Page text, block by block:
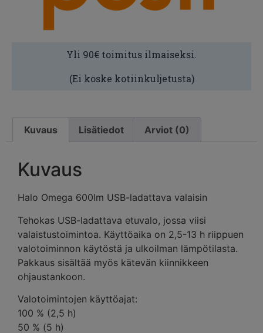
Yli 90€ toimitus ilmaiseksi.
(Ei koske kotiinkuljetusta)
Kuvaus Lisätiedot Arviot (0)
Kuvaus
Halo Omega 600lm USB-ladattava valaisin
Tehokas USB-ladattava etuvalo, jossa viisi
valaistustoimintoa. Käyttöaika on 2,5-13 h riippuen
valotoiminnon käytöstä ja ulkoilman lämpötilasta.
Pakkaus sisältää myös kätevän kiinnikkeen
ohjaustankoon.
Valotoimintojen käyttöajat:
100 % (2,5 h)
50 % (5 h)